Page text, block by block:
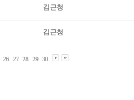
김근청
김근청
26 27 28 29 30